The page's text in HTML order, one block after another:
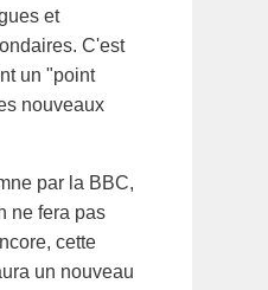
et
C'est
un "point
nouveaux
par la BBC,
ne fera pas
cette
un nouveau